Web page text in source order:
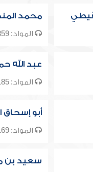
محمد
المواد: 359
عبد الله
المواد: 185
أبو إسحاق
المواد: 169
سعيد بن